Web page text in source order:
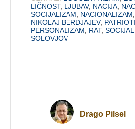
LIČNOST, LJUBAV, NACIJA
SOCIJALIZAM
NACIONALIZAM
NIKOLAJ BERDJAJEV,
PERSONALIZAM
RAT,
SOLOVJOV
Drago Pilsel